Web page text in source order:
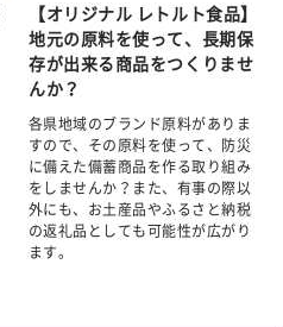
【オリジナル レトルト食品】
地元の原料を使って、長期保
存が出来る商品をつくりませ
んか？
各県地域のブランド原料がありま
すので、その原料を使って、防災
に備えた備蓄商品を作る取り組み
をしませんか？また、有事の際以
外にも、お土産品やふるさと納税
の返礼品としても可能性が広がり
ます。